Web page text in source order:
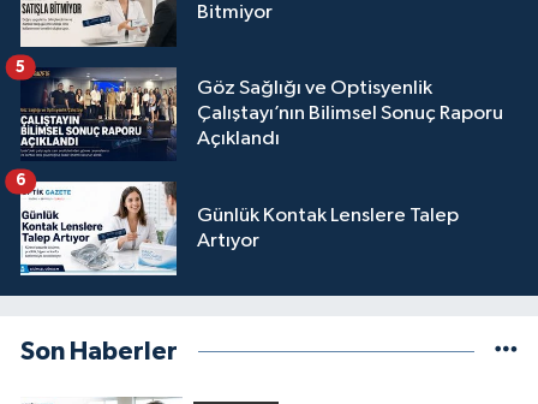
Bitmiyor
Göz Sağlığı ve Optisyenlik
Çalıştayı’nın Bilimsel Sonuç Raporu
Açıklandı
5
Günlük Kontak Lenslere Talep
Artıyor
6
Son Haberler